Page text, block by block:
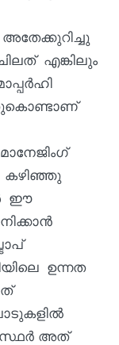
എങ്കിലും
കഴിഞ്ഞു
ഈ
ഉന്നത
അത്